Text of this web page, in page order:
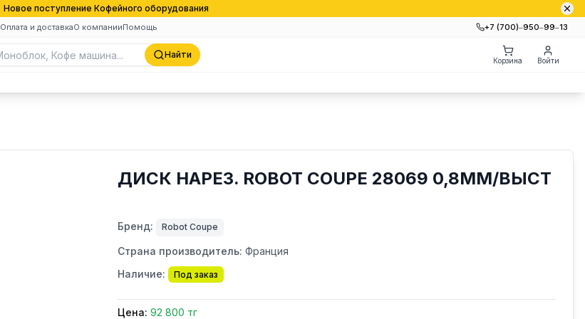
Новое поступление Кофейного оборудования
Оплата и доставкаО компанииПомощь +7 (700)‒950‒99‒13
Найти
Корзина Войти
ДИСК НАРЕЗ. ROBOT COUPE 28069 0,8ММ/ВЫСТ
Бренд: Robot Coupe
Страна производитель: Франция
Наличие:
Под заказ
Цена: 92 800 тг